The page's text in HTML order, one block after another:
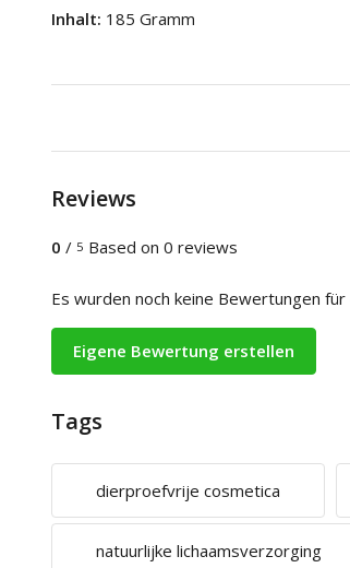
Inhalt: 185 Gramm
Reviews
0 / 5 Based on 0 reviews
Es wurden noch keine Bewertungen
Eigene Bewertung erstellen
Tags
dierproefvrije cosmetica
natuurlijke lichaamsverzorging